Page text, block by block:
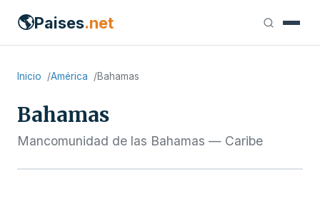
🌎Paises.net
Inicio América Bahamas
Bahamas
Mancomunidad de las Bahamas — Caribe